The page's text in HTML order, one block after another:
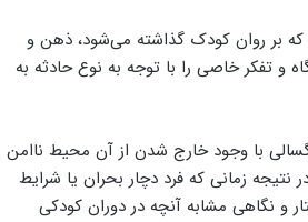
که بر روان کودک گذاشته می‌شود، ذهن و
و تفکر خاصی را با توجه به نوع حادثه به
با وجود خارج شدن از آن محیط ناامن
نتیجه زمانی که فرد دچار بحران یا شرایط
و نگاهی مشابه آنچه در دوران کودکی